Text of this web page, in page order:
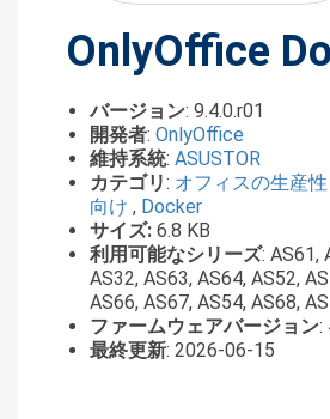
OnlyOffice
バージョン: 9.4.0.r01
開発者: OnlyOffice
維持系統: ASUSTOR
カテゴリ: オフィスの生産性
向け , Docker
サイズ: 6.8 KB
利用可能なシリーズ: AS61,
AS32, AS63, AS64, AS52,
AS66, AS67, AS54, AS68,
ファームウェアバージョン:
最終更新: 2026-06-15